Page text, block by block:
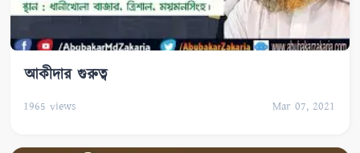
আকীদার গুরুত্ব
1965 views Mar 07, 2021